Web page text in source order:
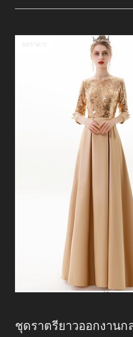
ชุดราตรียาวออกงานก